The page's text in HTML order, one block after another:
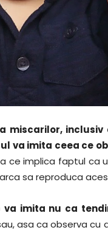
inclusiv
va imita ceea ce
ce implica faptul ca
sa reproduca
imita nu ca
asa ca observa cu